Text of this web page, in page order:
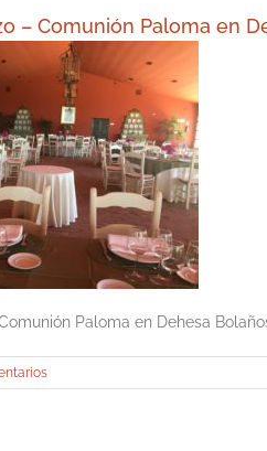
– Comunión Paloma en
Paloma en Dehesa